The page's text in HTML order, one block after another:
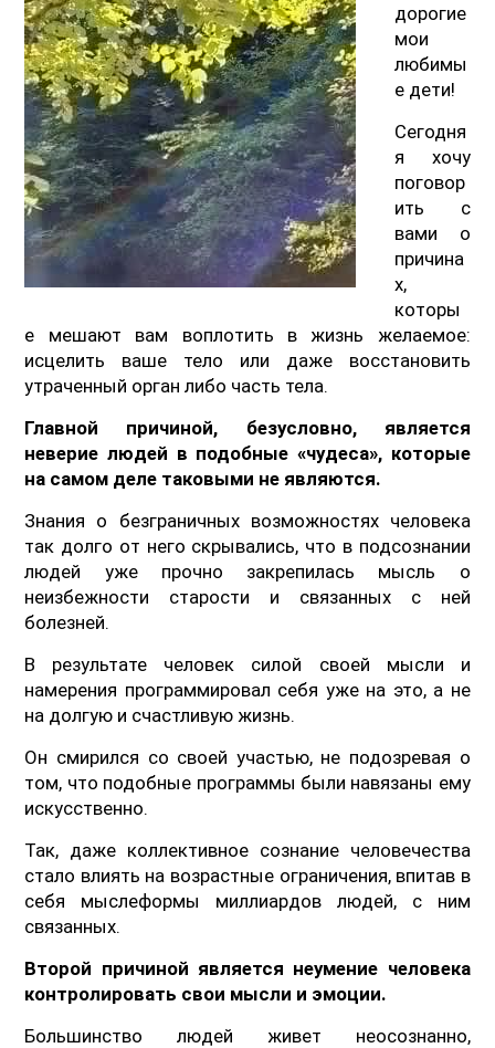
дорогие
мои
любимы
е дети!
Сегодня
я хочу
поговор
ить с
вами о
причина
х,
которы
е мешают вам воплотить в жизнь желаемое:
исцелить ваше тело или даже восстановить
утраченный орган либо часть тела.
Главной причиной, безусловно, является
неверие людей в подобные «чудеса», которые
на самом деле таковыми не являются.
Знания о безграничных возможностях человека
так долго от него скрывались, что в подсознании
людей уже прочно закрепилась мысль о
неизбежности старости и связанных с ней
болезней.
В результате человек силой своей мысли и
намерения программировал себя уже на это, а не
на долгую и счастливую жизнь.
Он смирился со своей участью, не подозревая о
том, что подобные программы были навязаны ему
искусственно.
Так, даже коллективное сознание человечества
стало влиять на возрастные ограничения, впитав в
себя мыслеформы миллиардов людей, с ним
связанных.
Второй причиной является неумение человека
контролировать свои мысли и эмоции.
Большинство людей живет неосознанно,